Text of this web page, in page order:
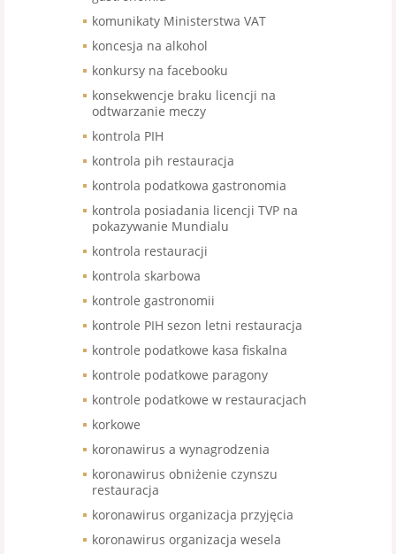
komunikaty Ministerstwa VAT
koncesja na alkohol
konkursy na facebooku
konsekwencje braku licencji na
odtwarzanie meczy
kontrola PIH
kontrola pih restauracja
kontrola podatkowa gastronomia
kontrola posiadania licencji TVP na
pokazywanie Mundialu
kontrola restauracji
kontrola skarbowa
kontrole gastronomii
kontrole PIH sezon letni restauracja
kontrole podatkowe kasa fiskalna
kontrole podatkowe paragony
kontrole podatkowe w restauracjach
korkowe
koronawirus a wynagrodzenia
koronawirus obniżenie czynszu
restauracja
koronawirus organizacja przyjęcia
koronawirus organizacja wesela